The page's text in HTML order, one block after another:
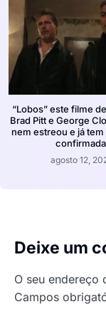
“Lobos” este filme
Brad Pitt e George
nem estreou e já
agosto 12,
Deixe um
O seu endereço
Campos